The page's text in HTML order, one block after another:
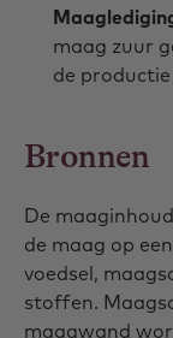
maag zuur
de productie
Bronnen
De
de maag op
voedsel,
stoffen.
maagwand